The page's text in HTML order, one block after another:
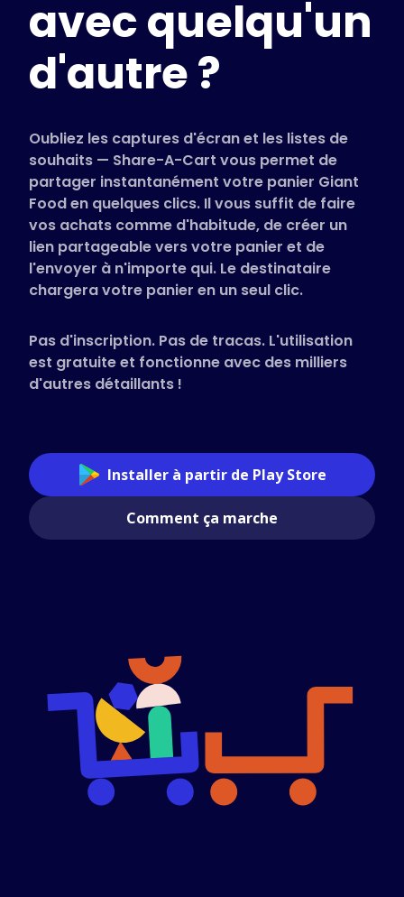
Magasins pris en charge
FAQ
Guides d'utilisation
Français (French)
avec quelqu'un
d'autre ?
Oubliez les captures d'écran et les listes de
souhaits — Share-A-Cart vous permet de
partager instantanément votre panier Giant
Food en quelques clics. Il vous suffit de faire
vos achats comme d'habitude, de créer un
lien partageable vers votre panier et de
l'envoyer à n'importe qui. Le destinataire
chargera votre panier en un seul clic.
Pas d'inscription. Pas de tracas. L'utilisation
est gratuite et fonctionne avec des milliers
d'autres détaillants !
Installer à partir de Play Store
Comment ça marche